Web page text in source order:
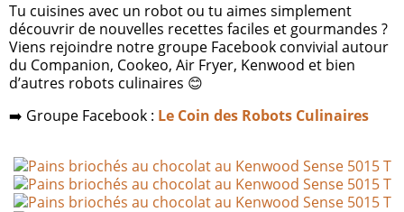
Tu cuisines avec un robot ou tu aimes simplement
découvrir de nouvelles recettes faciles et gourmandes ?
Viens rejoindre notre groupe Facebook convivial autour
du Companion, Cookeo, Air Fryer, Kenwood et bien
d’autres robots culinaires 😊
➡️ Groupe Facebook : Le Coin des Robots Culinaires